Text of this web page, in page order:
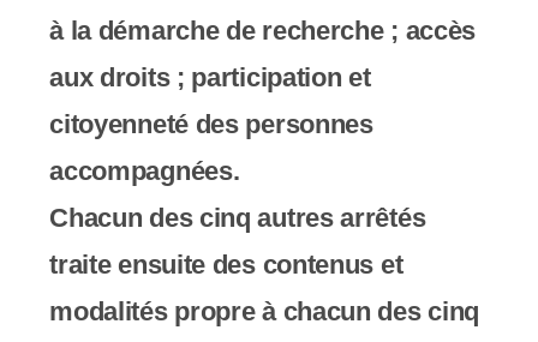
à la démarche de recherche ; accès
aux droits ; participation et
citoyenneté des personnes
accompagnées.
Chacun des cinq autres arrêtés
traite ensuite des contenus et
modalités propre à chacun des cinq